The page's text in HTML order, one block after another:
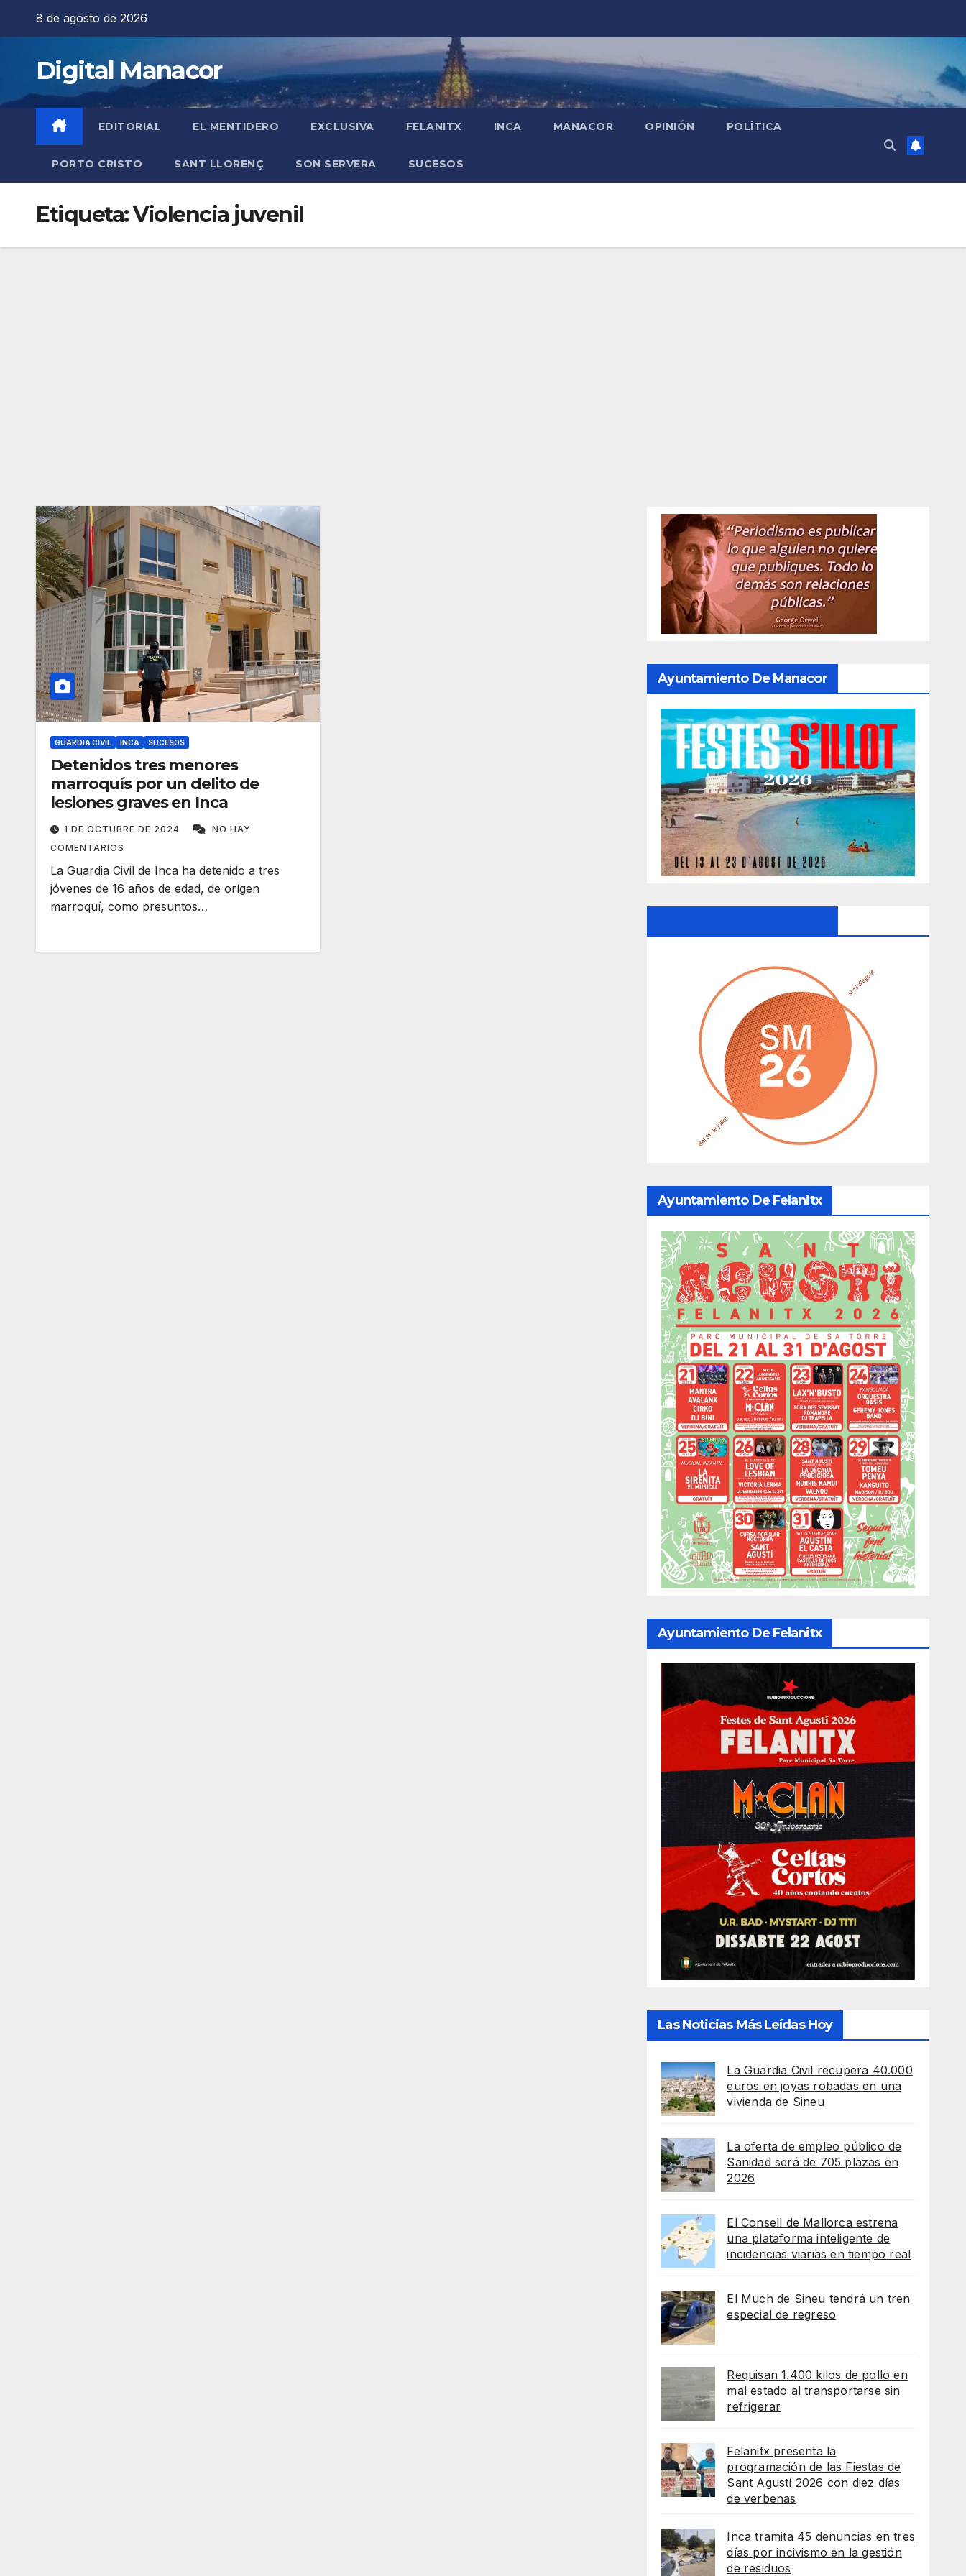
8 de agosto de 2026
Digital Manacor
EDITORIAL EL MENTIDERO EXCLUSIVA FELANITX INCA MANACOR OPINIÓN POLÍTICA
PORTO CRISTO SANT LLORENÇ SON SERVERA SUCESOS
Etiqueta:Violencia juvenil
GUARDIA CIVIL INCA SUCESOS
Detenidos tres menores
marroquís por un delito de
lesiones graves en Inca
1 DE OCTUBRE DE 2024
NO HAY
COMENTARIOS
La Guardia Civil de Inca ha detenido a tres
jóvenes de 16 años de edad, de orígen
marroquí, como presuntos…
Ayuntamiento De Manacor
Ayuntamiento De Felanitx
Ayuntamiento De Felanitx
Las Noticias Más Leídas Hoy
La Guardia Civil recupera 40.000
euros en joyas robadas en una
vivienda de Sineu
La oferta de empleo público de
Sanidad será de 705 plazas en
2026
El Consell de Mallorca estrena
una plataforma inteligente de
incidencias viarias en tiempo real
El Much de Sineu tendrá un tren
especial de regreso
Requisan 1.400 kilos de pollo en
mal estado al transportarse sin
refrigerar
Felanitx presenta la
programación de las Fiestas de
Sant Agustí 2026 con diez días
de verbenas
Inca tramita 45 denuncias en tres
días por incivismo en la gestión
de residuos